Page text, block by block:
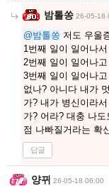
밤톨쏭 26-05-18
@밤톨쏭 저도 우울
1번째 일이 일어나
2번째 일이 일어나
3번째 일이 일어나
없나? 아니다 내가
가? 내가 병신이라
가? 어라? 대충 나
점 나빠질거라는 확
답글
양뀌 26-05-18 06:00